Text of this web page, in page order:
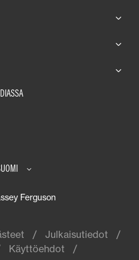
Ferguson
Julkaisutiedot
Käyttöehdot